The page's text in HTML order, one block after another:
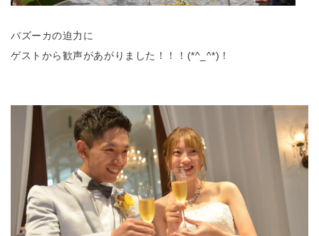
バズーカの迫力に
ゲストから歓声があがりました！！！(*^_^*)！